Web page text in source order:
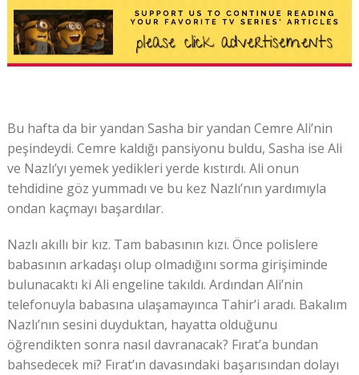
Bu hafta da bir yandan Sasha bir yandan Cemre Ali’nin
peşindeydi. Cemre kaldığı pansiyonu buldu, Sasha ise Ali
ve Nazlı’yı yemek yedikleri yerde kıstırdı. Ali onun
tehdidine göz yummadı ve bu kez Nazlı’nın yardımıyla
ondan kaçmayı başardılar.
Nazlı akıllı bir kız. Tam babasının kızı. Önce polislere
babasının arkadaşı olup olmadığını sorma girişiminde
bulunacaktı ki Ali engeline takıldı. Ardından Ali’nin
telefonuyla babasına ulaşamayınca Tahir’i aradı. Bakalım
Nazlı’nın sesini duyduktan, hayatta olduğunu
öğrendikten sonra nasıl davranacak? Fırat’a bundan
bahsedecek mi? Fırat’ın davasındaki başarısından dolayı